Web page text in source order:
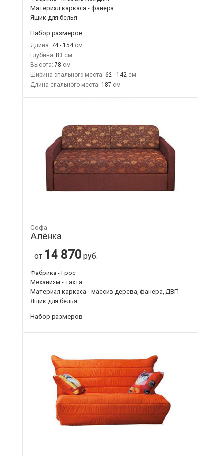
Материал каркаса - фанера
Ящик для белья
Набор размеров
Длина: 74 - 154
Глубина: 83
Высота: 78
Ширина спального места: 62 - 142
Длина спального места: 187
Софа
Алёнка
от 14 870 руб.
Фабрика - Грос
Механизм - тахта
Материал каркаса - массив дерева, фанера, ДВП
Ящик для белья
Набор размеров